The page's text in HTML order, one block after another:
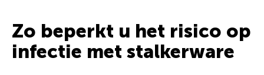
Zo beperkt u het risico op
infectie met stalkerware